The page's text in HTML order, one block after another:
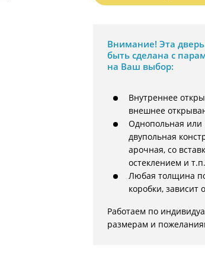
Внимание! Эта
быть сделана с
на Ваш выбор:
Внутреннее
внешнее
Однопольная или
двупольная
арочная, со
остеклением и
Любая толщина
коробки, зависит
Работаем по
размерам и